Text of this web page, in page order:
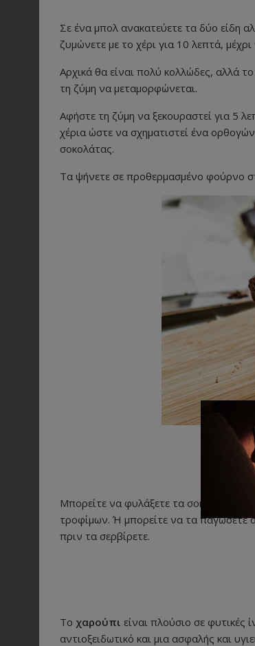
Σε ένα μπολ ανακατεύετε τα δύο είδη
ζυμώνετε με το χέρι για 10 λεπτά,
Αρχικά θα είναι πολύ κολλώδες, αλλά
τη ζύμη να μεταμορφώνεται.
Αφήστε τη ζύμη να ξεκουραστεί για 5
χέρια ώστε να σχηματιστεί ένα
σοκολάτας.
Τα ψήνετε σε προθερμασμένο φούρνο
Μπορείτε να φυλάξετε τα σοκολατάκια
τροφίμων. Ή μπορείτε να τα παγώσετε
πριν τα σερβίρετε.
Το χαρούπι είναι πλούσιο σε φυτικές
αντιοξειδωτικό και μια ασφαλής και